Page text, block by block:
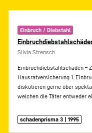
Einbruch / Diebstahl
Silvia Strensch
Einbruchdiebstahlschäden –
Hausratversicherung 1.
diskutieren gerne über
welchen die Täter entweder
schadenprisma 3 | 1995